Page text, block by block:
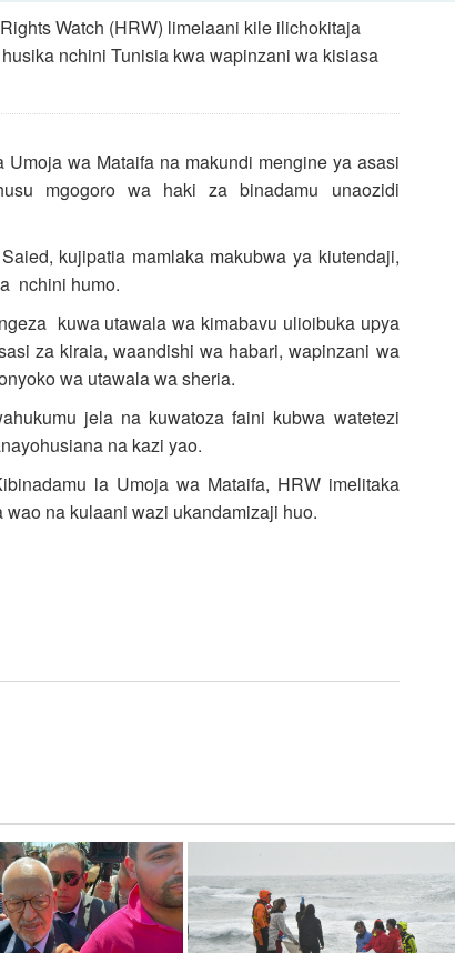
Watch (HRW) limelaani kile ilichokitaja
nchini Tunisia kwa wapinzani wa kisiasa
wa Mataifa na makundi mengine ya asasi
mgogoro wa haki za binadamu unaozidi
kujipatia mamlaka makubwa ya kiutendaji,
nchini humo.
kuwa utawala wa kimabavu ulioibuka upya
za kiraia, waandishi wa habari, wapinzani wa
wa utawala wa sheria.
jela na kuwatoza faini kubwa watetezi
na kazi yao.
la Umoja wa Mataifa, HRW imelitaka
na kulaani wazi ukandamizaji huo.